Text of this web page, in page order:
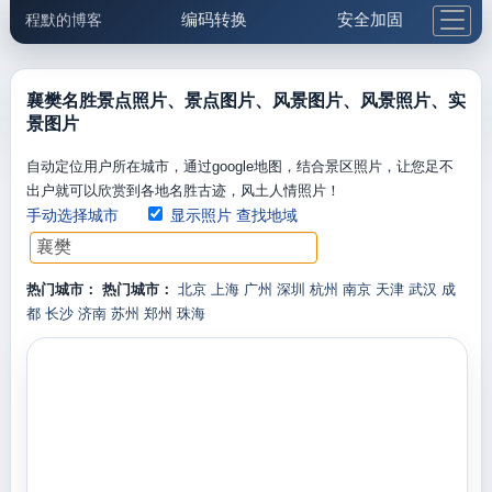
程默的博客 编码转换 安全加固
邮件工具 生活便民 更多工具
襄樊名胜景点照片、景点图片、风景图片、风景照片、实
景图片
自动定位用户所在城市，通过google地图，结合景区照片，让您足不
出户就可以欣赏到各地名胜古迹，风土人情照片！
手动选择城市 显示照片 查找地域
热门城市： 热门城市： 北京 上海 广州 深圳 杭州 南京 天津 武汉 成
都 长沙 济南 苏州 郑州 珠海